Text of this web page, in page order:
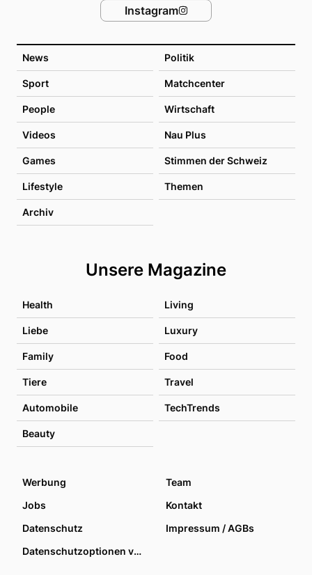
News Politik
Sport Matchcenter
People Wirtschaft
Videos Nau Plus
Games Stimmen der Schweiz
Lifestyle Themen
Archiv
Unsere Magazine
Health Living
Liebe Luxury
Family Food
Tiere Travel
Automobile TechTrends
Beauty
Instagram
Werbung
Team
Jobs
Kontakt
Datenschutz
Impressum / AGBs
Datenschutzoptionen verwalten